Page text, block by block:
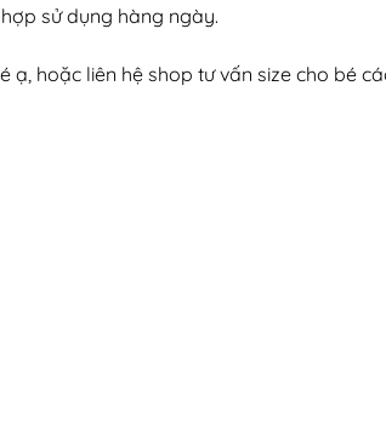
sử dụng hàng ngày.
ạ, hoặc liên hệ shop tư vấn size cho bé